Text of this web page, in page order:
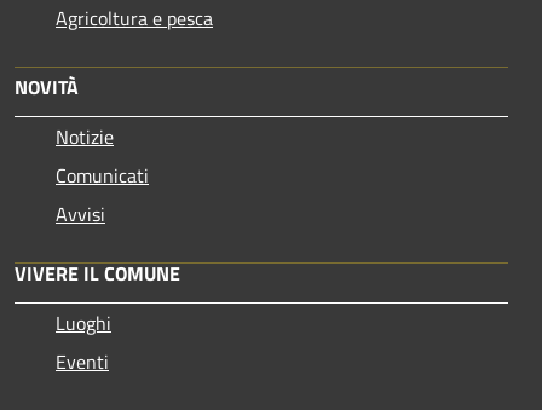
Agricoltura e pesca
NOVITÀ
Notizie
Comunicati
Avvisi
VIVERE IL COMUNE
Luoghi
Eventi